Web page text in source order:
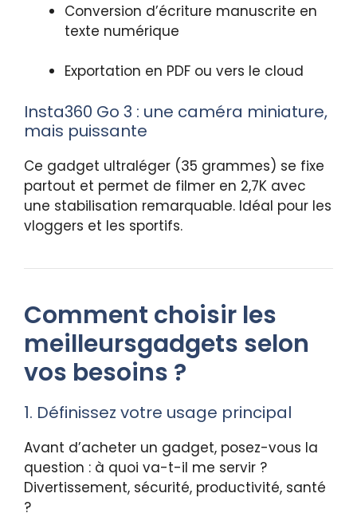
Conversion d’écriture manuscrite en
texte numérique
Exportation en PDF ou vers le cloud
Insta360 Go 3 : une caméra miniature,
mais puissante
Ce gadget ultraléger (35 grammes) se fixe
partout et permet de filmer en 2,7K avec
une stabilisation remarquable. Idéal pour les
vloggers et les sportifs.
Comment choisir les
meilleursgadgets selon
vos besoins ?
1. Définissez votre usage principal
Avant d’acheter un gadget, posez-vous la
question : à quoi va-t-il me servir ?
Divertissement, sécurité, productivité, santé
?